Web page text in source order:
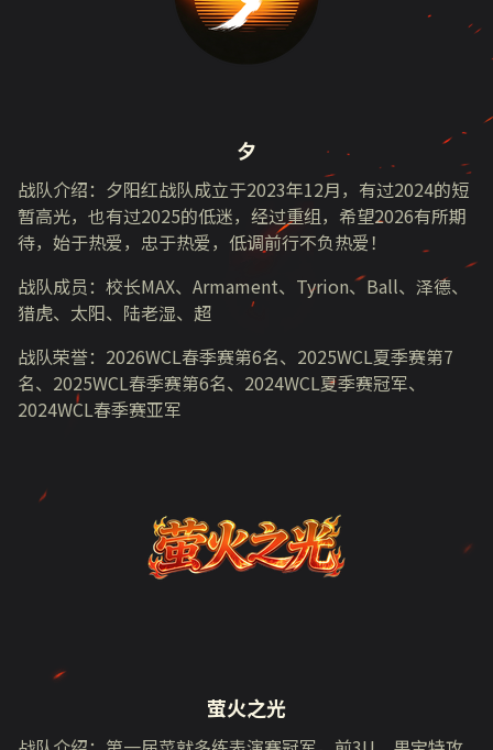
夕
战队介绍：夕阳红战队成立于2023年12月，有过2024的短
暂高光，也有过2025的低迷，经过重组，希望2026有所期
待，始于热爱，忠于热爱，低调前行不负热爱！
战队成员：校长MAX、 Armament、 Tyrion、Ball、泽德、
猎虎、太阳、陆老湿、超
战队荣誉： 2026WCL春季赛第6名、 2025WCL夏季赛第7
名、 2025WCL春季赛第6名、 2024WCL夏季赛冠军、
2024WCL春季赛亚军
萤火之光